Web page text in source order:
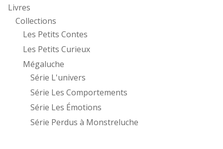
Livres
Collections
Les Petits Contes
Les Petits Curieux
Mégaluche
Série L'univers
Série Les Comportements
Série Les Émotions
Série Perdus à Monstreluche